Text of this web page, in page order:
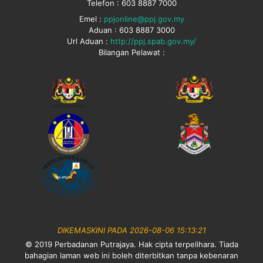
Telefon : 603 8887 7000
Emel : ppjonline@ppj.gov.my
Aduan : 603 8887 3000
Url Aduan : http://ppj.spab.gov.my/
Bilangan Pelawat :
DIKEMASKINI PADA 2026-08-06 15:13:21
© 2019 Perbadanan Putrajaya. Hak cipta terpelihara. Tiada
bahagian laman web ini boleh diterbitkan tanpa kebenaran